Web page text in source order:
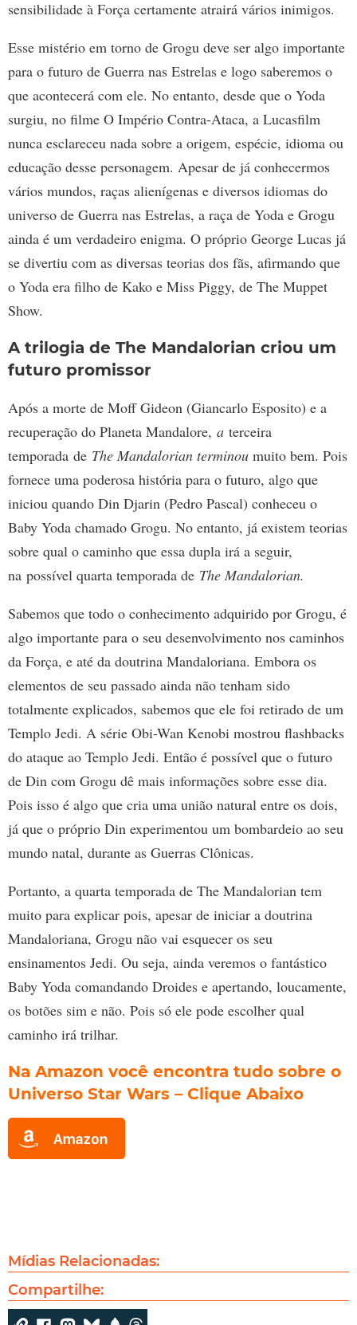
sensibilidade à Força certamente atrairá vários inimigos.
Esse mistério em torno de Grogu deve ser algo importante
para o futuro de Guerra nas Estrelas e logo saberemos o
que acontecerá com ele. No entanto, desde que o Yoda
surgiu, no filme O Império Contra-Ataca, a Lucasfilm
nunca esclareceu nada sobre a origem, espécie, idioma ou
educação desse personagem. Apesar de já conhecermos
vários mundos, raças alienígenas e diversos idiomas do
universo de Guerra nas Estrelas, a raça de Yoda e Grogu
ainda é um verdadeiro enigma. O próprio George Lucas já
se divertiu com as diversas teorias dos fãs, afirmando que
o Yoda era filho de Kako e Miss Piggy, de The Muppet
Show.
A trilogia de The Mandalorian criou um
futuro promissor
Após a morte de Moff Gideon (Giancarlo Esposito) e a
recuperação do Planeta Mandalore, a terceira
temporada de The Mandalorian terminou muito bem. Pois
fornece uma poderosa história para o futuro, algo que
iniciou quando Din Djarin (Pedro Pascal) conheceu o
Baby Yoda chamado Grogu. No entanto, já existem teorias
sobre qual o caminho que essa dupla irá a seguir,
na possível quarta temporada de The Mandalorian.
Sabemos que todo o conhecimento adquirido por Grogu, é
algo importante para o seu desenvolvimento nos caminhos
da Força, e até da doutrina Mandaloriana. Embora os
elementos de seu passado ainda não tenham sido
totalmente explicados, sabemos que ele foi retirado de um
Templo Jedi. A série Obi-Wan Kenobi mostrou flashbacks
do ataque ao Templo Jedi. Então é possível que o futuro
de Din com Grogu dê mais informações sobre esse dia.
Pois isso é algo que cria uma união natural entre os dois,
já que o próprio Din experimentou um bombardeio ao seu
mundo natal, durante as Guerras Clônicas.
Portanto, a quarta temporada de The Mandalorian tem
muito para explicar pois, apesar de iniciar a doutrina
Mandaloriana, Grogu não vai esquecer os seu
ensinamentos Jedi. Ou seja, ainda veremos o fantástico
Baby Yoda comandando Droides e apertando, loucamente,
os botões sim e não. Pois só ele pode escolher qual
caminho irá trilhar.
Na Amazon você encontra tudo sobre o
Universo Star Wars – Clique Abaixo
Mídias Relacionadas:
Compartilhe: